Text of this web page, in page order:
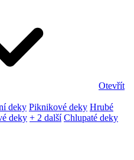
Otevřít
deky Piknikové deky Hrubé
deky + 2 další Chlupaté deky